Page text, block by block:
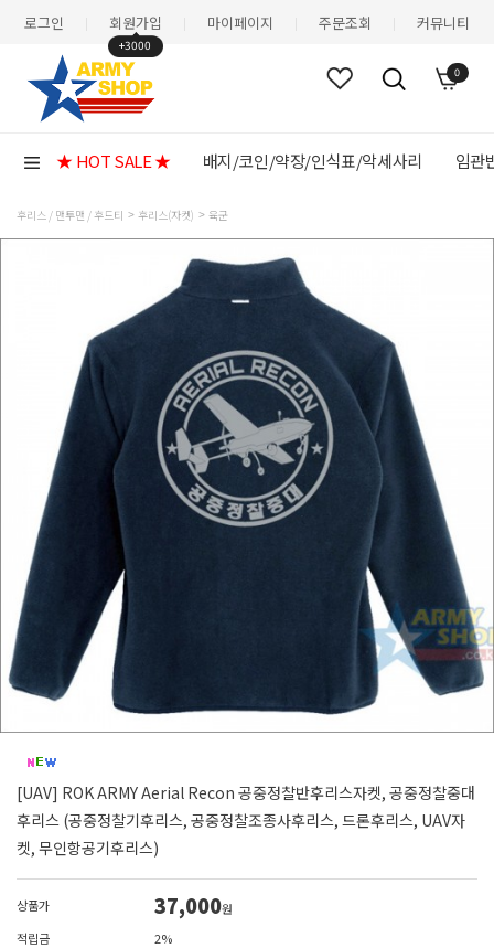
로그인 회원가입
+3000
마이페이지 주문조회 커뮤니티
0
★ HOT SALE ★ 배지/코인/약장/인식표/악세사리 임관
후리스 / 맨투맨 / 후드티 후리스(자켓) 육군
[UAV] ROK ARMY Aerial Recon 공중정찰반후리스자켓, 공중정찰중대
후리스 (공중정찰기후리스, 공중정찰조종사후리스, 드론후리스, UAV자
켓, 무인항공기후리스)
상품가 37,000원
적립금
2%